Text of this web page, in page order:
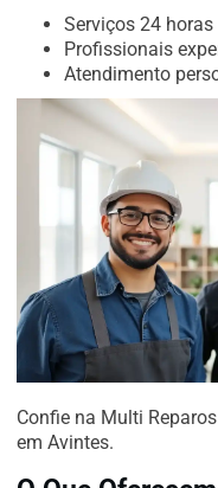
Serviços 24
Profissionais
Atendimento
Confie na Multi
em Avintes.